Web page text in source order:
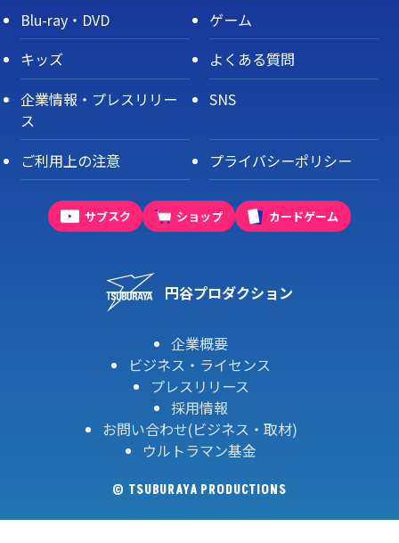
Blu-ray・DVD
ゲーム
キッズ
よくある質問
企業情報・プレスリリー
ス
SNS
ご利用上の注意 プライバシーポリシー
サブスク ショップ カードゲーム
円谷プロダクション
企業概要
ビジネス・ライセンス
プレスリリース
採用情報
お問い合わせ(ビジネス・取材)
ウルトラマン基金
© TSUBURAYA PRODUCTIONS